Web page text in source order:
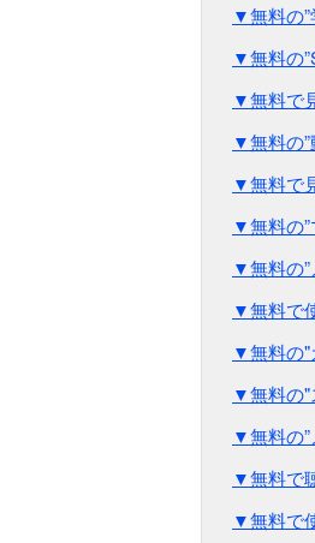
▼無料の”
▼無料の
▼無料で
▼無料の”
▼無料で
▼無料の”
▼無料の”
▼無料で
▼無料の"
▼無料の"
▼無料の”
▼無料で
▼無料で